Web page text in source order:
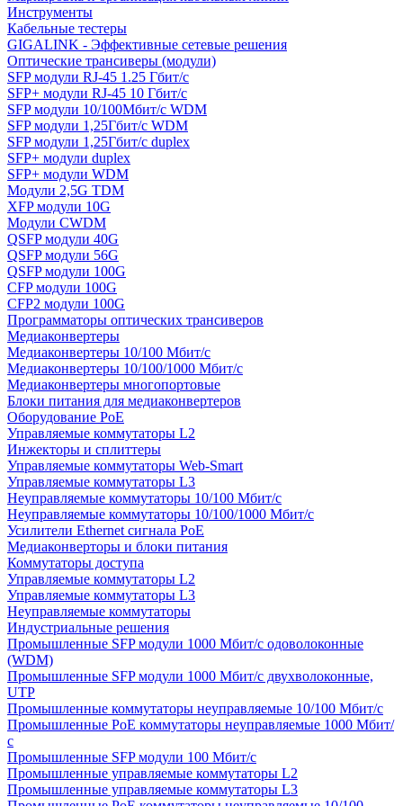
Инструменты
Кабельные тестеры
GIGALINK - Эффективные сетевые решения
Оптические трансиверы (модули)
SFP модули RJ-45 1.25 Гбит/c
SFP+ модули RJ-45 10 Гбит/c
SFP модули 10/100Мбит/с WDM
SFP модули 1,25Гбит/с WDM
SFP модули 1,25Гбит/с duplex
SFP+ модули duplex
SFP+ модули WDM
Модули 2,5G TDM
XFP модули 10G
Модули CWDM
QSFP модули 40G
QSFP модули 56G
QSFP модули 100G
CFP модули 100G
CFP2 модули 100G
Программаторы оптических трансиверов
Медиаконвертеры
Медиаконвертеры 10/100 Мбит/с
Медиаконвертеры 10/100/1000 Мбит/c
Медиаконвертеры многопортовые
Блоки питания для медиаконвертеров
Оборудование PoE
Управляемые коммутаторы L2
Инжекторы и сплиттеры
Управляемые коммутаторы Web-Smart
Управляемые коммутаторы L3
Неуправляемые коммутаторы 10/100 Мбит/с
Неуправляемые коммутаторы 10/100/1000 Мбит/с
Усилители Ethernet сигнала PoE
Медиаконверторы и блоки питания
Коммутаторы доступа
Управляемые коммутаторы L2
Управляемые коммутаторы L3
Неуправляемые коммутаторы
Индустриальные решения
Промышленные SFP модули 1000 Мбит/c одоволоконные
(WDM)
Промышленные SFP модули 1000 Мбит/c двухволоконные,
UTP
Промышленные коммутаторы неуправляемые 10/100 Мбит/с
Промышленные PoE коммутаторы неуправляемые 1000 Мбит/
с
Промышленные SFP модули 100 Мбит/c
Промышленные управляемые коммутаторы L2
Промышленные управляемые коммутаторы L3